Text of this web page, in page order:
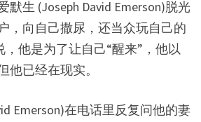
默生 (Joseph David Emerson)脱光
，向自己撒尿，还当众玩自己的
他是为了让自己“醒来”，他以
他已经在现实。
Emerson)在电话里反复问他的妻